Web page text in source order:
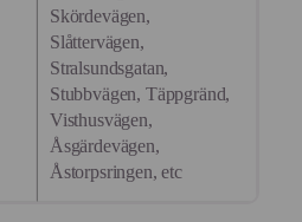
Skördevägen,
Slåttervägen,
Stralsundsgatan,
Stubbvägen, Täppgränd,
Visthusvägen,
Åsgärdevägen,
Åstorpsringen, etc